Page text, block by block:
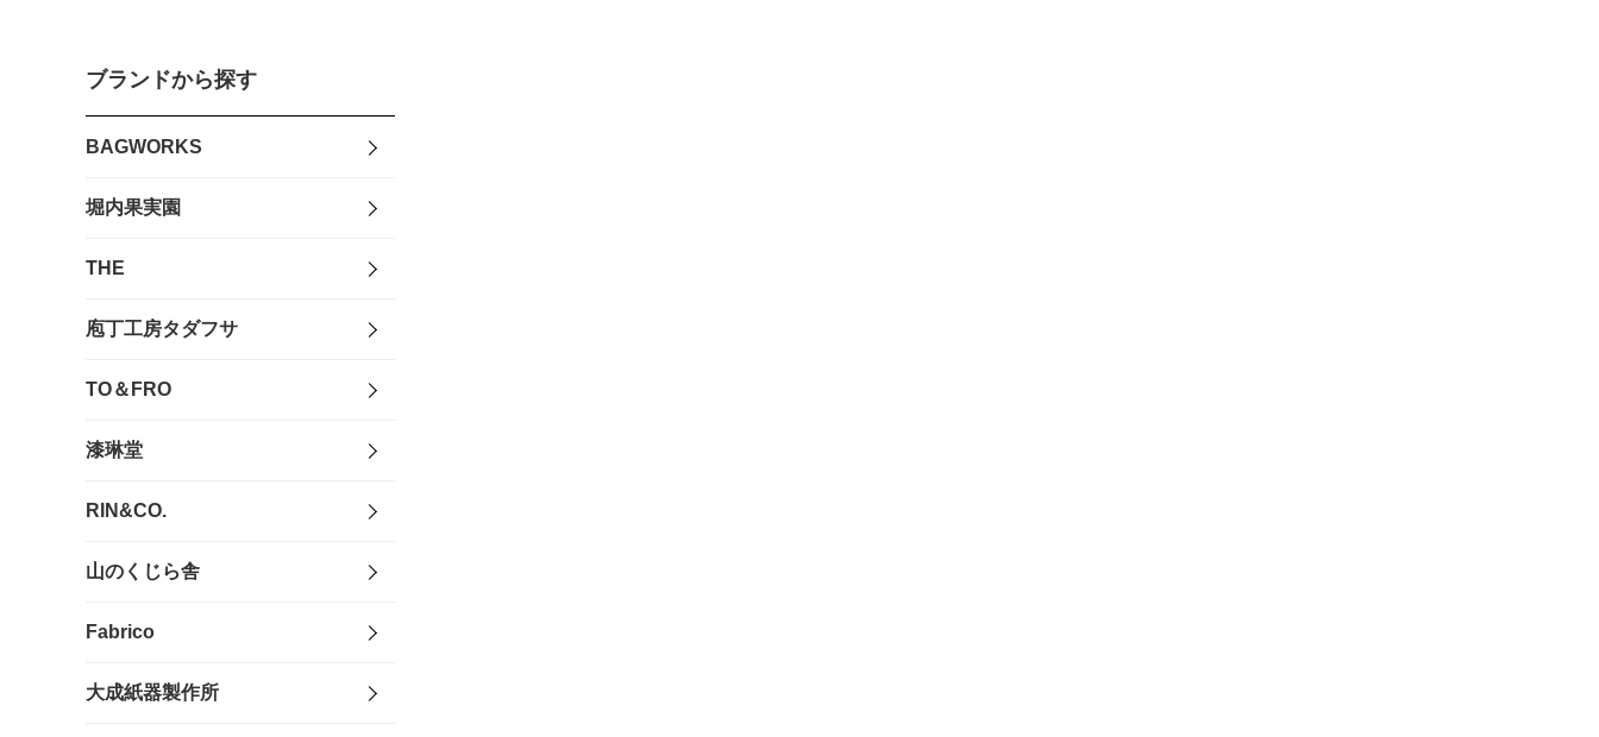
ブランドから探す
BAGWORKS
堀内果実園
THE
庖丁工房タダフサ
TO＆FRO
漆琳堂
RIN&CO.
山のくじら舎
Fabrico
大成紙器製作所